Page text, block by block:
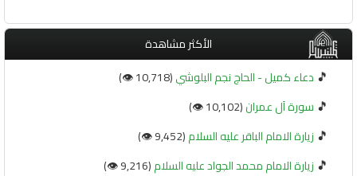
الأكثر مشاهدة
🎵 دعاء كميل - الحاج نجم البلوشي(10,718 👁️)
🎵 سورة آل عمران(10,102 👁️)
🎵 زيارة الامام الباقر عليه السلام(9,452 👁️)
🎵 زيارة الامام محمد الجواد عليه السلام(9,216 👁️)